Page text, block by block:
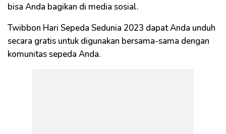
bisa Anda bagikan di media sosial.
Twibbon Hari Sepeda Sedunia 2023 dapat Anda unduh
secara gratis untuk digunakan bersama-sama dengan
komunitas sepeda Anda.